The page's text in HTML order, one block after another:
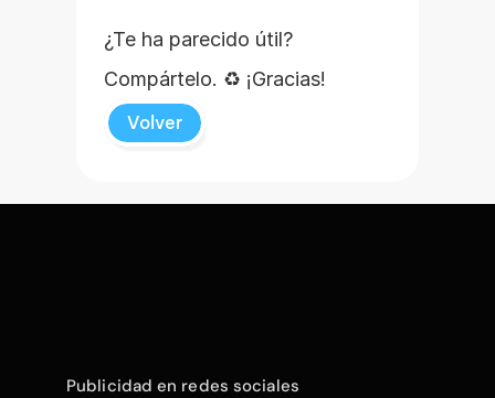
¿Te ha parecido útil?
Compártelo. ♻️ ¡Gracias!
Volver
Publicidad en redes sociales